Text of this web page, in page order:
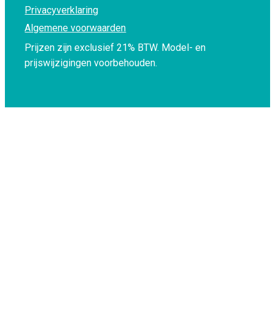
Privacyverklaring
Algemene voorwaarden
Prijzen zijn exclusief 21% BTW. Model- en
prijswijzigingen voorbehouden.